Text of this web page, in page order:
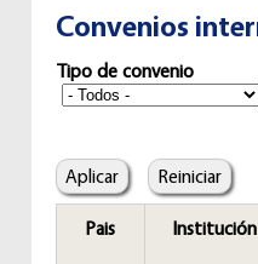
Convenios
Tipo de convenio
Pais Institución